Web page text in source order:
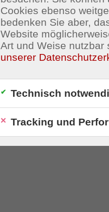
Cookies ebenso
bedenken Sie aber,
Website
Art und Weise nutzbar
unserer
Technisch
Tracking und